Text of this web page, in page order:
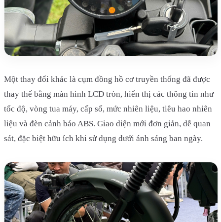
Một thay đổi khác là cụm đồng hồ cơ truyền thống đã được
thay thế bằng màn hình LCD tròn, hiển thị các thông tin như
tốc độ, vòng tua máy, cấp số, mức nhiên liệu, tiêu hao nhiên
liệu và đèn cảnh báo ABS. Giao diện mới đơn giản, dễ quan
sát, đặc biệt hữu ích khi sử dụng dưới ánh sáng ban ngày.